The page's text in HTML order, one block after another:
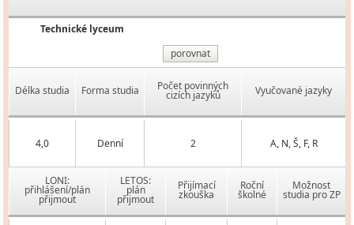
Technické lyceum
porovnat
Délka studia Forma studia Počet povinných
cizích jazyků Vyučované jazyky
4,0 Denní 2 A, N, Š, F, R
LONI:
přihlášení/plán
přijmout
LETOS:
plán
přijmout
Přijímací
zkouška
Roční
školné
Možnost
studia pro ZP